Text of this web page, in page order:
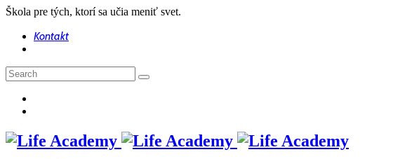
Škola pre tých, ktorí sa učia meniť svet.
Kontakt